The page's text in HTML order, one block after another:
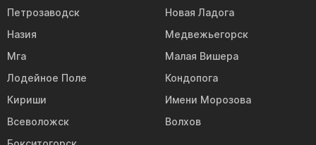
Петрозаводск
Новая Ладога
Назия
Медвежьегорск
Мга
Малая Вишера
Лодейное Поле
Кондопога
Кириши
Имени Морозова
Всеволожск
Волхов